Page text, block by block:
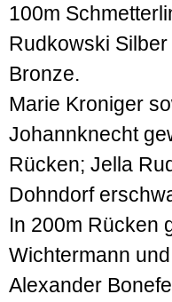
100m
Rudkowski
Bronze.
Marie Kroniger
Johannknecht
Rücken; Jella
Dohndorf
In 200m Rücken
Wichtermann
Alexander